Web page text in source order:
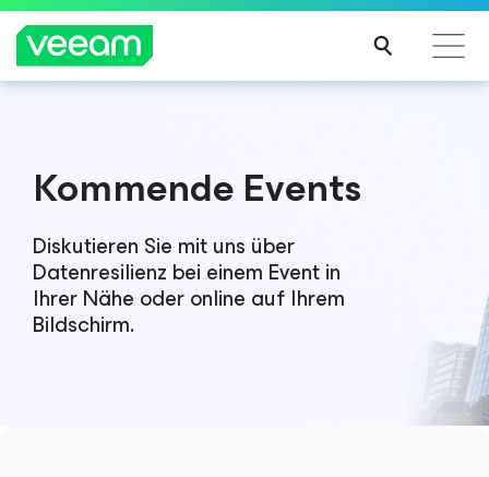
MEH
ERFA
HRE
Kommende Events
Diskutieren Sie mit uns über
Datenresilienz bei einem Event in
Ihrer Nähe oder online auf Ihrem
Bildschirm.